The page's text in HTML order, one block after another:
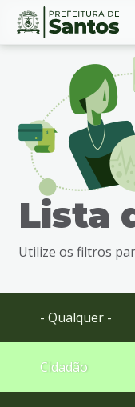
Ir
busca
Ir
rodapé
Conteúdo
Lista
Utilize os filtros
- Qualquer -
Cidadão